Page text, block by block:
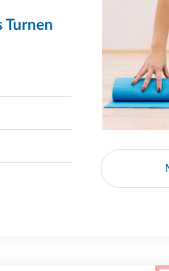
Turnen